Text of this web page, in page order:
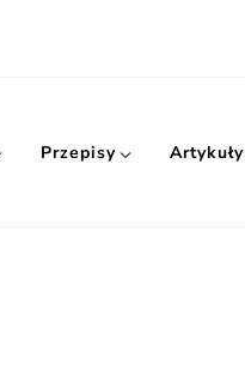
Przepisy Artykuły